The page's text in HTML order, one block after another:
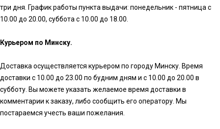
три дня. График работы пункта выдачи: понедельник - пятница с
10.00 до 20.00, суббота с 10.00 до 18.00.
Курьером по Минску.
Доставка осуществляется курьером по городу Минску. Время
доставки с 10.00 до 23.00 по будним дням и с 10.00 до 20.00 в
субботу. Вы можете указать желаемое время доставки в
комментарии к заказу, либо сообщить его оператору. Мы
постараемся учесть ваши пожелания.